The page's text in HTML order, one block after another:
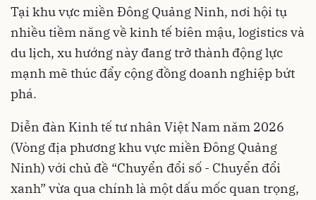
Tại khu vực miền Đông Quảng Ninh, nơi hội tụ
nhiều tiềm năng về kinh tế biên mậu, logistics và
du lịch, xu hướng này đang trở thành động lực
mạnh mẽ thúc đẩy cộng đồng doanh nghiệp bứt
phá.
Diễn đàn Kinh tế tư nhân Việt Nam năm 2026
(Vòng địa phương khu vực miền Đông Quảng
Ninh) với chủ đề “Chuyển đổi số - Chuyển đổi
xanh” vừa qua chính là một dấu mốc quan trọng,